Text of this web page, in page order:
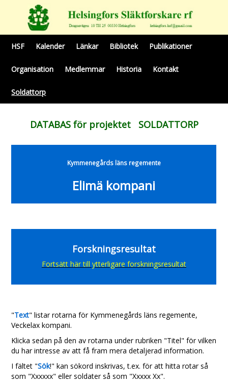
HSF Kalender Länkar Bibliotek Publikationer
Organisation Medlemmar Historia Kontakt
Soldattorp
DATABAS för projektet SOLDATTORP
Kymmenegårds läns regemente
Elimä kompani
Forskningsresultat
Fortsätt här till ytterligare forskningsresultat
"Text" listar rotarna för Kymmenegårds läns regemente,
Veckelax kompani.
Klicka sedan på den av rotarna under rubriken "Titel" för vilken
du har intresse av att få fram mera detaljerad information.
I fältet "Sök!" kan sökord inskrivas, t.ex. för att hitta rotar så
som "Xxxxxx" eller soldater så som "Xxxxx Xx".